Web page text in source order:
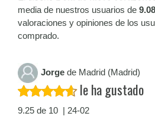
media de nuestros usuarios de 9.08
valoraciones y opiniones de los
comprado.
Jorge de Madrid (Madrid)
le ha gustado
9.25 de 10 | 24-02